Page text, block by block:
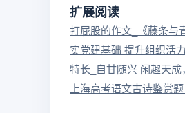
扩展阅读
打屁股的作文_《藤条与
实党建基础 提升组织活
特长_自甘随兴 闲趣天成
上海高考语文古诗鉴赏